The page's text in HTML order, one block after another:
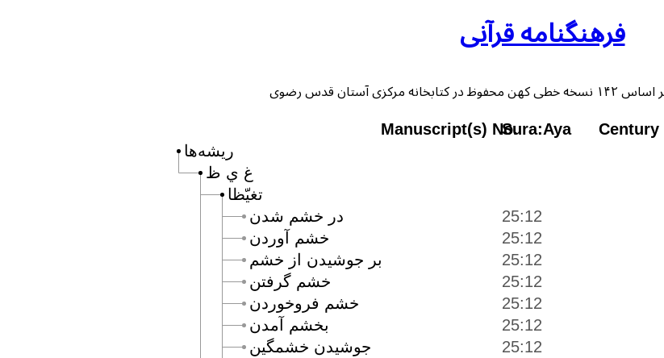
فرهنگنامه قرآنی
آستان قدس رضوی
ریشه‌ها
غ ي ظ
تغيّظا
در خشم شدن 25:12
خشم آوردن 25:12
بر جوشيدن از خشم 25:12
خشم گرفتن 25:12
خشم فروخوردن 25:12
بخشم آمدن 25:12
جوشيدن خشمگين 25:12
Manuscript(s) No.Sura:Aya Century